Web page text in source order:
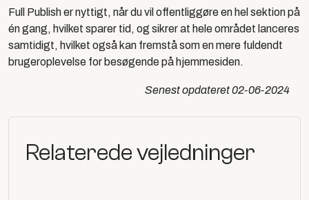
Full Publisher nyttigt, når du vil offentliggøre en hel sektion på
én gang, hvilket sparer tid, og sikrer at hele området lanceres
samtidigt, hvilket også kan fremstå som en mere fuldendt
brugeroplevelse for besøgende på hjemmesiden.
Senest opdateret02-06-2024
Relaterede vejledninger